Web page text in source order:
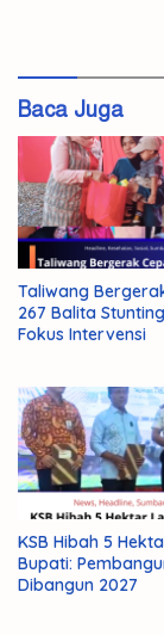
Jereweh
Penambang
Baca Juga
Taliwang
267 Balita
Fokus Intervensi
KSB Hibah 5
Bupati:
Dibangun 2027